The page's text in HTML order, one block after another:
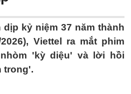
dịp kỷ niệm 37 năm thành
2026), Viettel ra mắt phim
'kỳ diệu' và lời hồi
trong'.